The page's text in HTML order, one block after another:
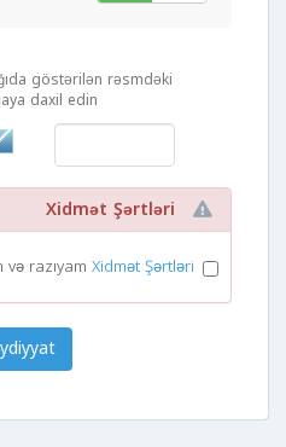
göstərilən rəsmdəki
daxil edin.
razıyam Xidmət Şərtləri